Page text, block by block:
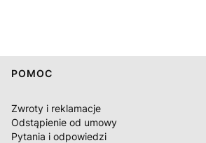
Linki w stopce
POMOC
Zwroty i reklamacje
Odstąpienie od umowy
Pytania i odpowiedzi